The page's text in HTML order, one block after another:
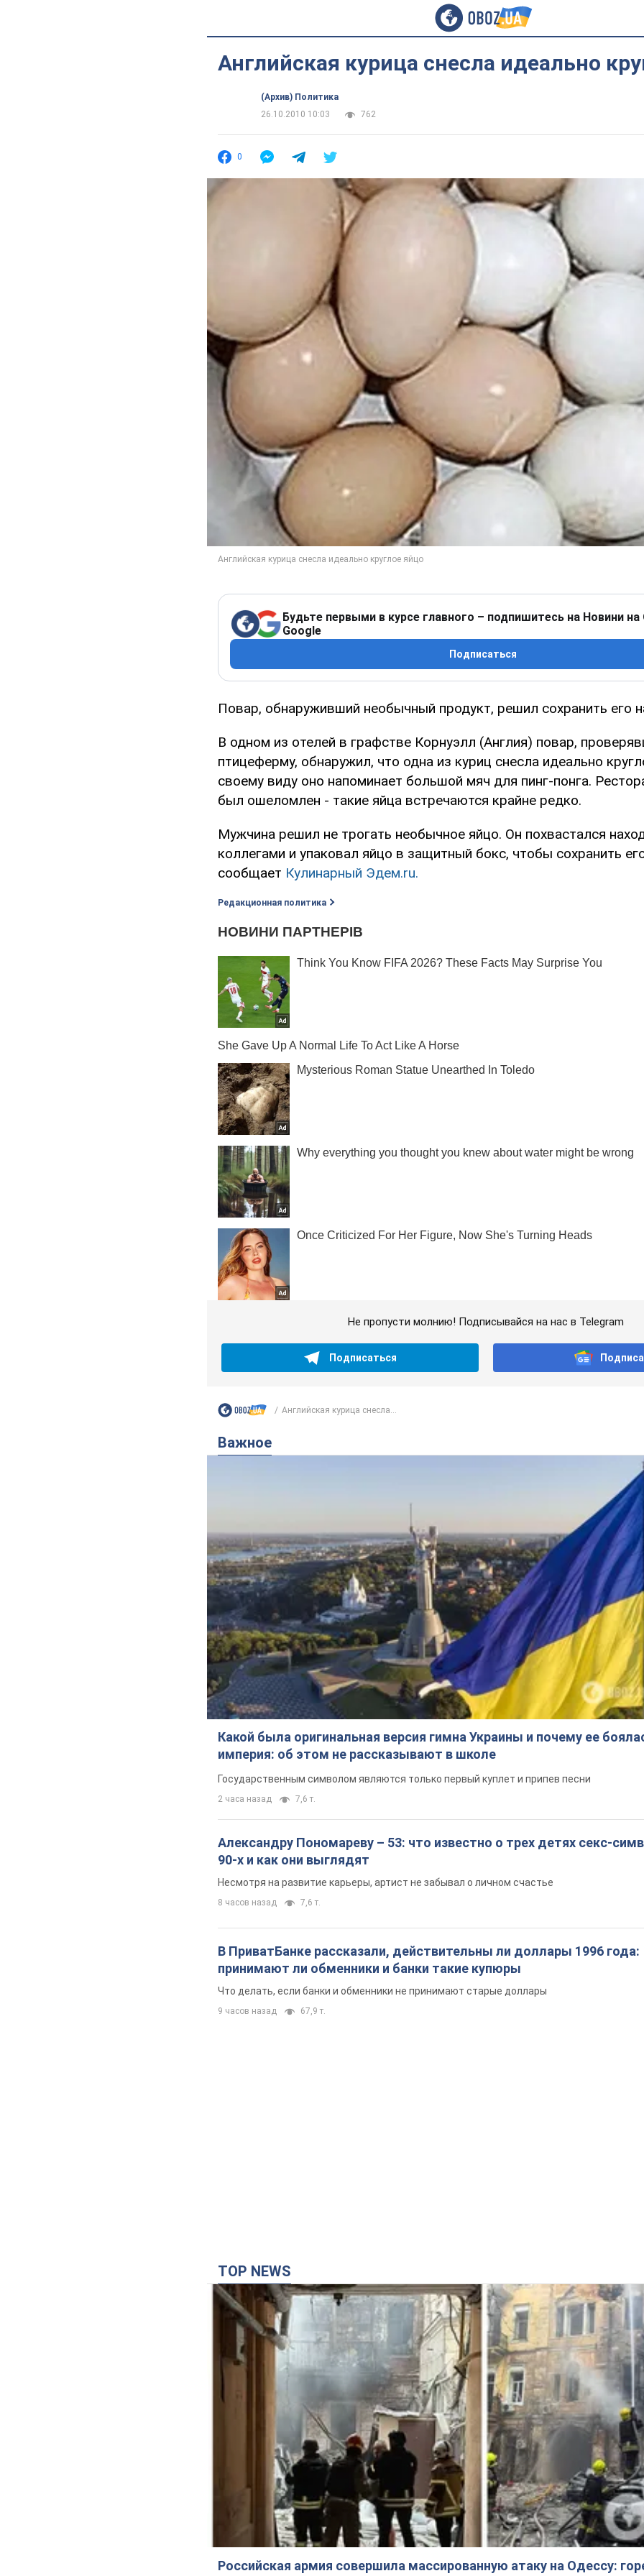
Английская курица снесла идеально
(Архив) Политика
26.10.2010 10:03
762
0
Будьте первыми в курсе главного – подпишитесь на Новини на
Google
Подписаться
Повар, обнаруживший необычный продукт, решил сохранить его
В одном из отелей в графстве Корнуэлл (Англия) повар,
птицеферму, обнаружил, что одна из куриц снесла идеально
своему виду оно напоминает большой мяч для пинг-понга.
был ошеломлен - такие яйца встречаются крайне редко.
Мужчина решил не трогать необычное яйцо. Он похвастался
коллегами и упаковал яйцо в защитный бокс, чтобы сохранить
сообщает Кулинарный Эдем.ru.
Редакционная политика
Не пропусти молнию! Подписывайся на нас в Telegram
Подписаться
Английская курица снесла...
Важное
Какой была оригинальная версия гимна Украины и почему ее
империя: об этом не рассказывают в школе
Государственным символом являются только первый куплет и припев песни
2 часа назад 7,6 т.
Александру Пономареву – 53: что известно о трех детях секс-
90-х и как они выглядят
Несмотря на развитие карьеры, артист не забывал о личном счастье
8 часов назад 7,6 т.
В ПриватБанке рассказали, действительны ли доллары 1996 года:
принимают ли обменники и банки такие купюры
Что делать, если банки и обменники не принимают старые доллары
9 часов назад 67,9 т.
TOP NEWS
Российская армия совершила массированную атаку на Одессу: